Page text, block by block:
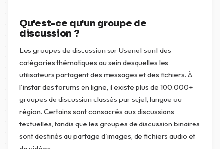
Qu'est-ce qu'un groupe de
discussion ?
Les groupes de discussion sur Usenet sont des
catégories thématiques au sein desquelles les
utilisateurs partagent des messages et des fichiers. À
l'instar des forums en ligne, il existe plus de 100.000+
groupes de discussion classés par sujet, langue ou
région. Certains sont consacrés aux discussions
textuelles, tandis que les groupes de discussion binaires
sont destinés au partage d'images, de fichiers audio et